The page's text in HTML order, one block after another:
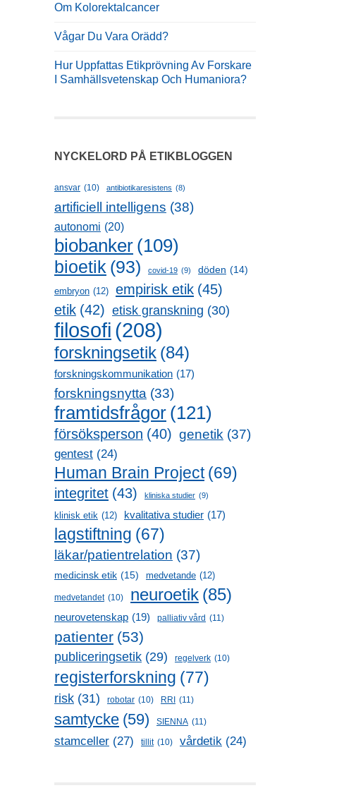
Om Kolorektalcancer
Vågar Du Vara Orädd?
Hur Uppfattas Etikprövning Av Forskare
I Samhällsvetenskap Och Humaniora?
NYCKELORD PÅ ETIKBLOGGEN
ansvar (10) antibiotikaresistens (8)
artificiell intelligens (38)
autonomi (20)
biobanker (109)
bioetik (93) covid-19 (9) döden (14)
embryon (12) empirisk etik (45)
etik (42) etisk granskning (30)
filosofi (208)
forskningsetik (84)
forskningskommunikation (17)
forskningsnytta (33)
framtidsfrågor (121)
försöksperson (40) genetik (37)
gentest (24)
Human Brain Project (69)
integritet (43) kliniska studier (9)
klinisk etik (12) kvalitativa studier (17)
lagstiftning (67)
läkar/patientrelation (37)
medicinsk etik (15) medvetande (12)
medvetandet (10) neuroetik (85)
neurovetenskap (19) palliativ vård (11)
patienter (53)
publiceringsetik (29) regelverk (10)
registerforskning (77)
risk (31) robotar (10) RRI (11)
samtycke (59) SIENNA (11)
stamceller (27) tillit (10) vårdetik (24)